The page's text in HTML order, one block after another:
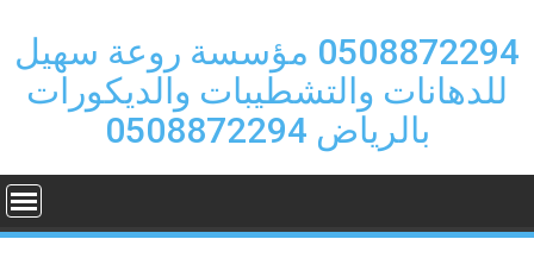
content
0508872294 مؤسسة روعة سهيل
للدهانات والتشطيبات والديكورات
بالرياض 0508872294